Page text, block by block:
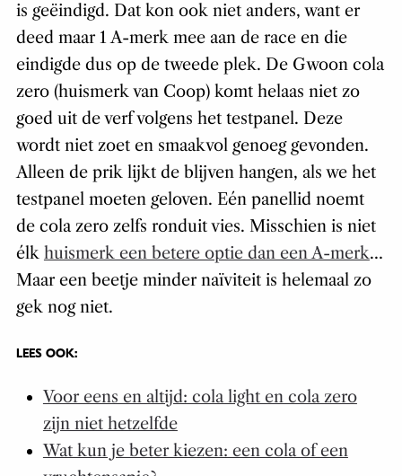
is geëindigd. Dat kon ook niet anders, want er
deed maar 1 A-merk mee aan de race en die
eindigde dus op de tweede plek. De Gwoon cola
zero (huismerk van Coop) komt helaas niet zo
goed uit de verf volgens het testpanel. Deze
wordt niet zoet en smaakvol genoeg gevonden.
Alleen de prik lijkt de blijven hangen, als we het
testpanel moeten geloven. Eén panellid noemt
de cola zero zelfs ronduit vies. Misschien is niet
élk huismerk een betere optie dan een A-merk…
Maar een beetje minder naïviteit is helemaal zo
gek nog niet.
LEES OOK:
Voor eens en altijd: cola light en cola zero
zijn niet hetzelfde
Wat kun je beter kiezen: een cola of een